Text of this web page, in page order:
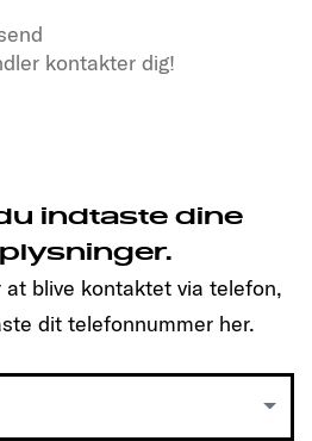
kontakter dig!
det:
indtaste dine
at blive kontaktet via telefon,
dit telefonnummer her.